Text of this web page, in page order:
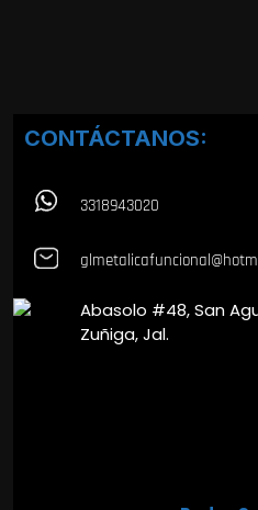
CONTÁCTANOS:
3318943020
Abasolo #48, San
Zuñiga, Jal.